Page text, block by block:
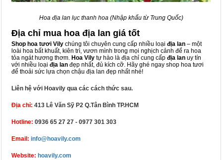
Hoa địa lan lục thanh hoa (Nhập khẩu từ Trung Quốc)
Địa chỉ mua hoa địa lan giá tốt
Shop hoa tươi Vily chúng tôi chuyên cung cấp nhiều loại địa lan – một
loài hoa bất khuất, kiên trì, vươn mình trong mọi nghịch cảnh để ra hoa
tỏa ngát hương thơm. Hoa Vily tự hào là địa chỉ cung cấp địa lan uy tín
với nhiều loại địa lan đẹp nhất, đủ kích cỡ. Hãy ghé ngay shop hoa tươi
để thoải sức lựa chọn chậu địa lan đẹp nhất nhé!
Liên hệ với Hoavily qua các cách thức sau.
Địa chỉ: 413 Lê Văn Sỹ P2 Q.Tân Bình TP.HCM
Hotline: 0936 65 27 27 - 0977 301 303
Email: info@hoavily.com
Website: hoavily.com